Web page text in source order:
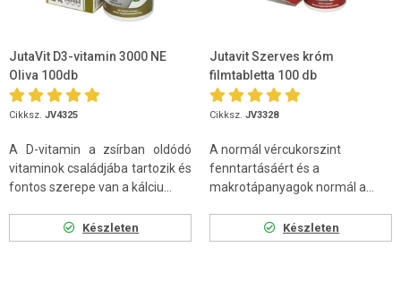
JutaVit D3-vitamin 3000 NE
Oliva 100db
Cikksz. JV4325
A D-vitamin a zsírban oldódó
vitaminok családjába tartozik és
fontos szerepe van a kálciu...
Készleten
Jutavit Szerves króm
filmtabletta 100 db
Cikksz. JV3328
A normál vércukorszint
fenntartásáért és a
makrotápanyagok normál a...
Készleten